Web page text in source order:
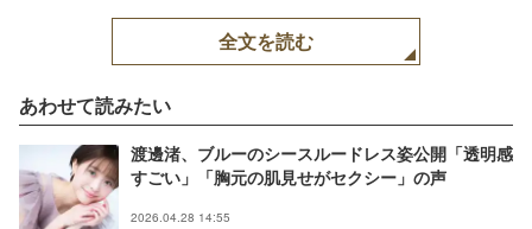
全文を読む
あわせて読みたい
渡邊渚、ブルーのシースルードレス姿公開「透明感
すごい」「胸元の肌見せがセクシー」の声
2026.04.28 14:55